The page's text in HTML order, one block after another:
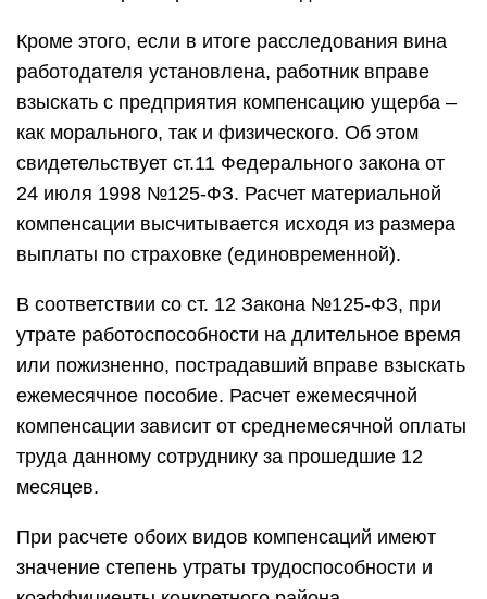
Кроме этого, если в итоге расследования вина
работодателя установлена, работник вправе
взыскать с предприятия компенсацию ущерба –
как морального, так и физического. Об этом
свидетельствует ст.11 Федерального закона от
24 июля 1998 №125-ФЗ. Расчет материальной
компенсации высчитывается исходя из размера
выплаты по страховке (единовременной).
В соответствии со ст. 12 Закона №125-ФЗ, при
утрате работоспособности на длительное время
или пожизненно, пострадавший вправе взыскать
ежемесячное пособие. Расчет ежемесячной
компенсации зависит от среднемесячной оплаты
труда данному сотруднику за прошедшие 12
месяцев.
При расчете обоих видов компенсаций имеют
значение степень утраты трудоспособности и